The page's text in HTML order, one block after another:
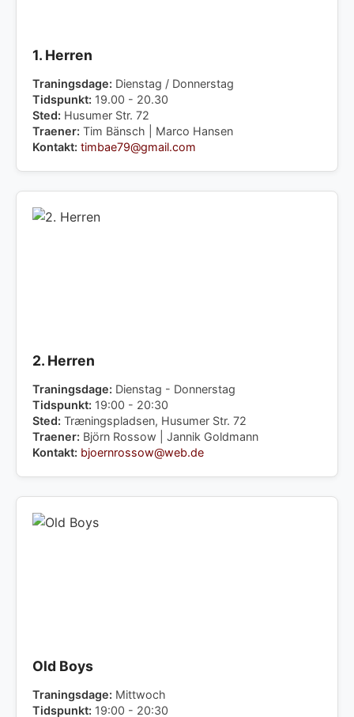
1. Herren
Traningsdage: Dienstag / Donnerstag
Tidspunkt: 19.00 - 20.30
Sted: Husumer Str. 72
Traener: Tim Bänsch | Marco Hansen
Kontakt: timbae79@gmail.com
2. Herren
Traningsdage: Dienstag - Donnerstag
Tidspunkt: 19:00 - 20:30
Sted: Træningspladsen, Husumer Str. 72
Traener: Björn Rossow | Jannik Goldmann
Kontakt: bjoernrossow@web.de
Old Boys
Traningsdage: Mittwoch
Tidspunkt: 19:00 - 20:30